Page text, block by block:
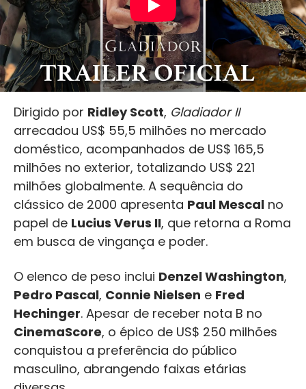
Dirigido por Ridley Scott, Gladiador II
arrecadou US$ 55,5 milhões no mercado
doméstico, acompanhados de US$ 165,5
milhões no exterior, totalizando US$ 221
milhões globalmente. A sequência do
clássico de 2000 apresenta Paul Mescal no
papel de Lucius Verus II, que retorna a Roma
em busca de vingança e poder.
O elenco de peso inclui Denzel Washington,
Pedro Pascal, Connie Nielsen e Fred
Hechinger. Apesar de receber nota B no
CinemaScore, o épico de US$ 250 milhões
conquistou a preferência do público
masculino, abrangendo faixas etárias